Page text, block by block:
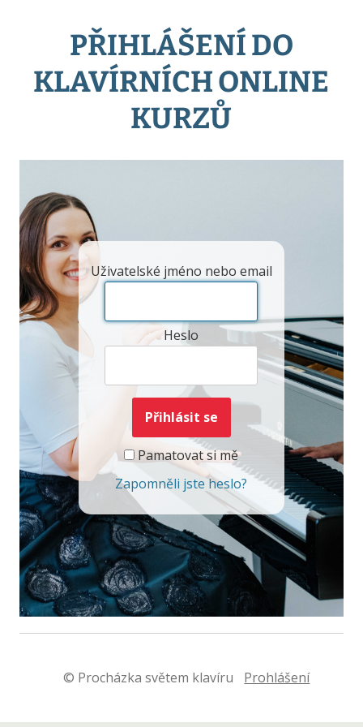
PŘIHLÁŠENÍ DO
KLAVÍRNÍCH ONLINE
KURZŮ
Uživatelské jméno nebo email
Heslo
Pamatovat si mě
Zapomněli jste heslo?
© Procházka světem klavíru Prohlášení